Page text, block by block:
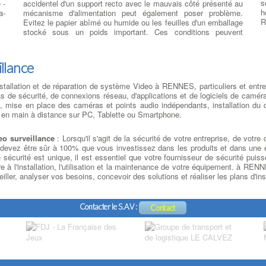
-
accidentel d'un support recto avec le mauvais côté présenté au
mécanisme d'alimentation peut également poser problème.
Evitez le papier abîmé ou humide ou les feuilles d'un emballage
stocké sous un poids important. Ces conditions peuvent
et de réparation de système Video à RENNES, particuliers et
sécurité, de connexions réseau, d'applications et de logiciels de
en place des caméras et points audio indépendants, installation du
main à distance sur PC, Tablette ou Smartphone.
surveillance: Lorsqu'il s'agit de la sécurité de votre entreprise, de
être sûr à 100% que vous investissez dans les produits et dans
sécurité est unique, il est essentiel que votre fournisseur de sécurité
l'installation, l'utilisation et la maintenance de votre équipement. à
analyser vos besoins, concevoir des solutions et réaliser les plans
Contacter le S.A.V : Contact